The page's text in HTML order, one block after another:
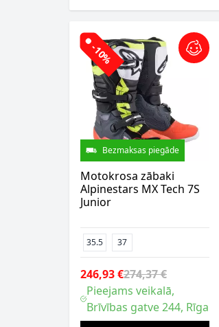
-10%
Bezmaksas piegāde
Motokrosa zābaki
Alpinestars MX Tech 7S
Junior
35.5 37
246,93 €274,37 €
Pieejams veikalā,
Brīvības gatve 244, Rīga